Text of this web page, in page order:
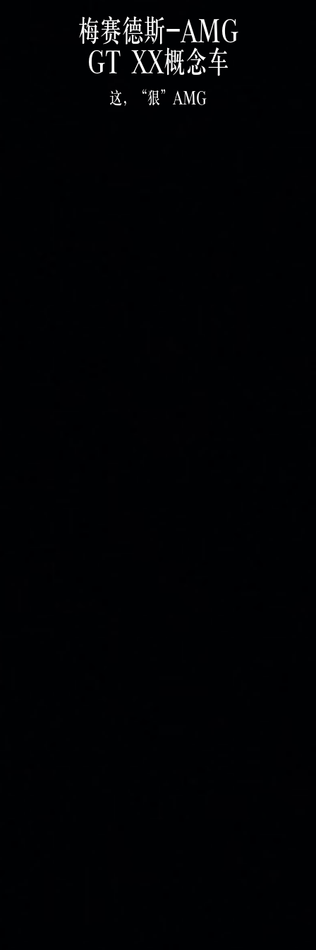
梅赛德斯-AMG
GT XX概念车
这，“狠”AMG